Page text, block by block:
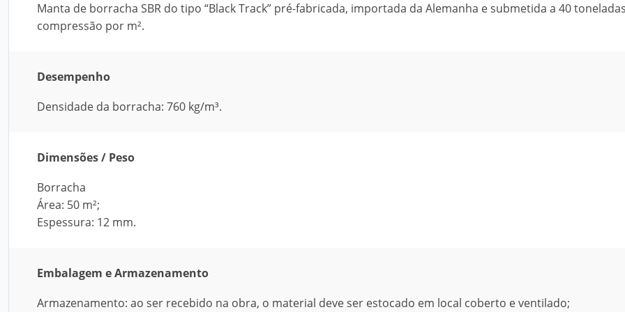
Manta de borracha SBR do tipo “Black Track” pré-fabricada, importada da Alemanha e submetida a 40
compressão por m².
Desempenho
Densidade da borracha: 760 kg/m³.
Dimensões / Peso
Borracha
Área: 50 m²;
Espessura: 12 mm.
Embalagem e Armazenamento
Armazenamento: ao ser recebido na obra, o material deve ser estocado em local coberto e ventilado;